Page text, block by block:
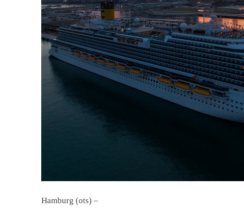
Hamburg (ots) –